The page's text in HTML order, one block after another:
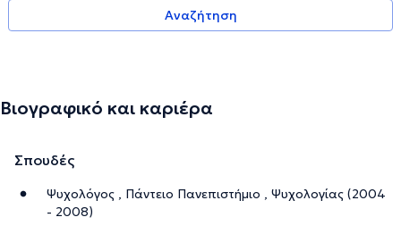
Αναζήτηση
Βιογραφικό και καριέρα
Σπουδές
Ψυχολόγος , Πάντειο Πανεπιστήμιο , Ψυχολογίας (2004
- 2008)